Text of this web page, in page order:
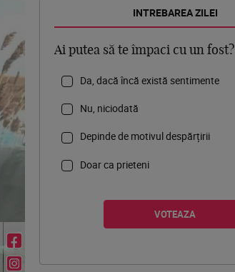
INTREBAREA ZILEI
Ai putea să te împaci cu un fost?
Da, dacă încă există sentimente
Nu, niciodată
Depinde de motivul despărțirii
Doar ca prieteni